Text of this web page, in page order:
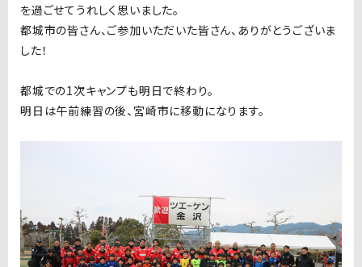
を過ごせてうれしく思いました。
都城市の皆さん、ご参加いただいた皆さん、ありがとうございま
した！
都城での1次キャンプも明日で終わり。
明日は午前練習の後、宮崎市に移動になります。